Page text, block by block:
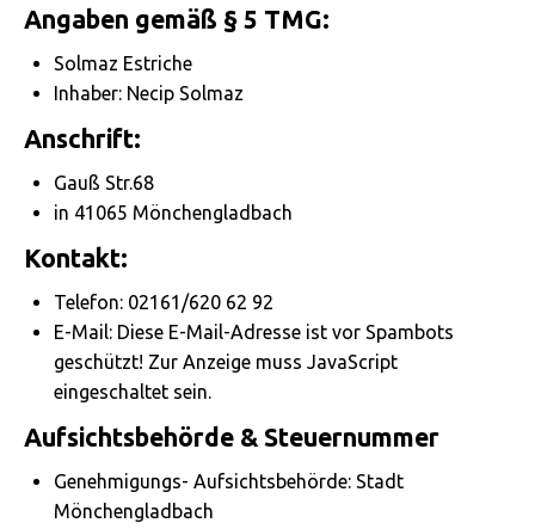
Angaben gemäß § 5 TMG:
Solmaz Estriche
Inhaber: Necip Solmaz
Anschrift:
Gauß Str.68
in 41065 Mönchengladbach
Kontakt:
Telefon: 02161/620 62 92
E-Mail: Diese E-Mail-Adresse ist vor Spambots
geschützt! Zur Anzeige muss JavaScript
eingeschaltet sein.
Aufsichtsbehörde & Steuernummer
Genehmigungs- Aufsichtsbehörde: Stadt
Mönchengladbach